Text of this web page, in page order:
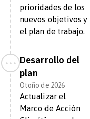
prioridades de los
nuevos objetivos y
el plan de trabajo.
Desarrollo del
plan
Otoño de 2026
Actualizar el
Marco de Acción